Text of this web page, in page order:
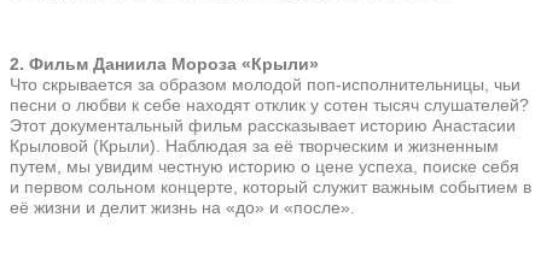
2. Фильм Даниила Мороза «Крыли»
Что скрывается за образом молодой поп-исполнительницы, чьи
песни о любви к себе находят отклик у сотен тысяч слушателей?
Этот документальный фильм рассказывает историю Анастасии
Крыловой (Крыли). Наблюдая за её творческим и жизненным
путем, мы увидим честную историю о цене успеха, поиске себя
и первом сольном концерте, который служит важным событием в
её жизни и делит жизнь на «до» и «после».